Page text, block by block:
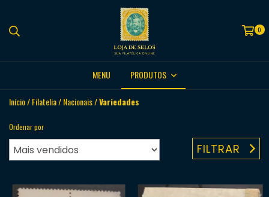
0
MENU PRODUTOS
Início/Filatelia/Nacionais/Variedades
Ordenar por
FILTRAR